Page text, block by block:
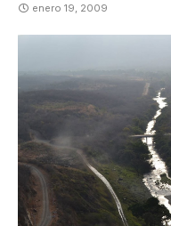
enero 19, 2009